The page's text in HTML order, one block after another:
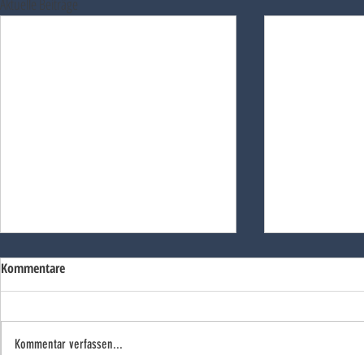
Aktuelle Beiträge
Kommentare
Kommentar verfassen...